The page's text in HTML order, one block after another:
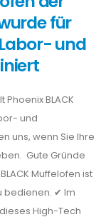
für
und
BLACK
und
uns, wenn Sie Ihre
Gute Gründe
Muffelofen ist
bedienen. ✔ Im
High-Tech